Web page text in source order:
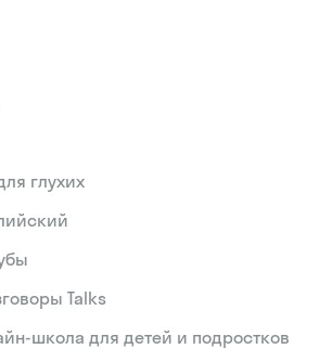
глухих
Talks
школа для детей и подростков